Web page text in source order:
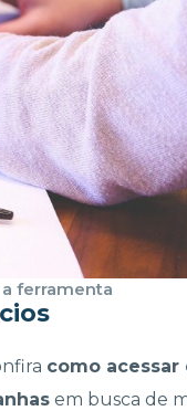
ferramenta
como
em busca de